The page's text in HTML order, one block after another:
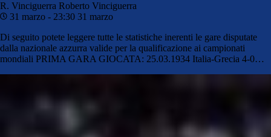
R. Vinciguerra Roberto Vinciguerra
31 marzo - 23:30 31 marzo
Di seguito potete leggere tutte le statistiche inerenti le gare disputate
dalla nazionale azzurra valide per la qualificazione ai campionati
mondiali PRIMA GARA GIOCATA: 25.03.1934 Italia-Grecia 4-0…